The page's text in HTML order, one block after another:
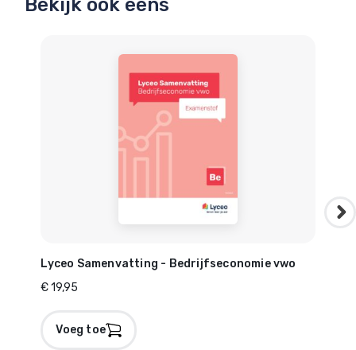
Bekijk ook eens
Lyceo Samenvatting - Bedrijfseconomie vwo
€ 19,95
Voeg toe